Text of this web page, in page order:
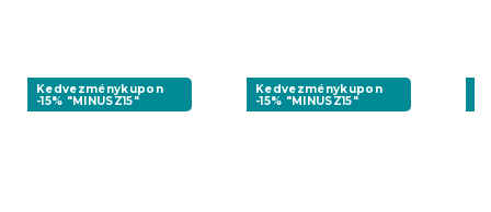
Kedvezménykupon
-15% "MINUSZ15"
Kedvezménykupon
-15% "MINUSZ15"